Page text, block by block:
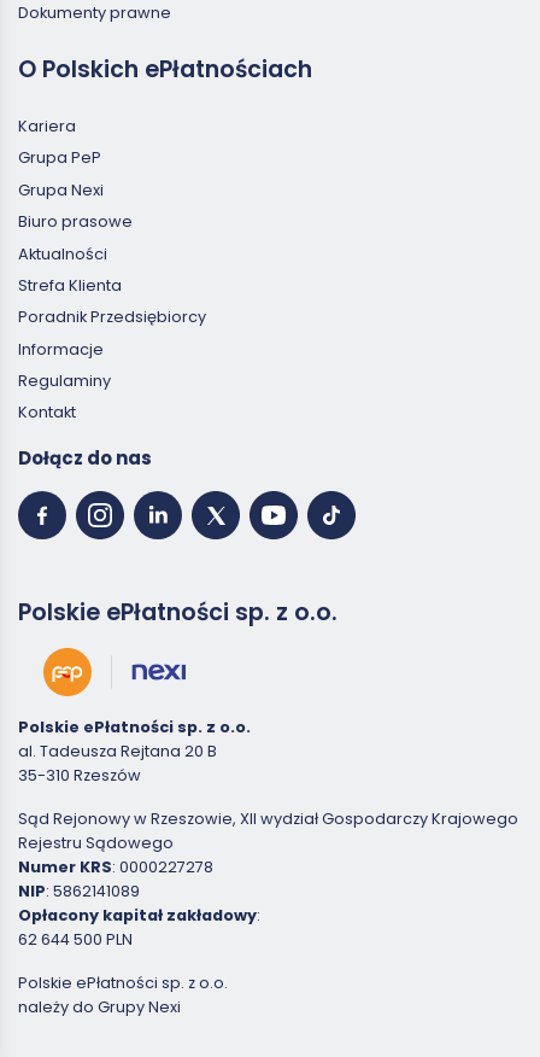
Dokumenty prawne
O Polskich ePłatnościach
Kariera
Grupa PeP
Grupa Nexi
Biuro prasowe
Aktualności
Strefa Klienta
Poradnik Przedsiębiorcy
Informacje
Regulaminy
Kontakt
Dołącz do nas
Polskie ePłatności sp. z o.o.
Polskie ePłatności sp. z o.o.
al. Tadeusza Rejtana 20 B
35-310 Rzeszów
Sąd Rejonowy w Rzeszowie, XII wydział Gospodarczy Krajowego
Rejestru Sądowego
Numer KRS: 0000227278
NIP: 5862141089
Opłacony kapitał zakładowy:
62 644 500 PLN
Polskie ePłatności sp. z o.o.
należy do Grupy Nexi